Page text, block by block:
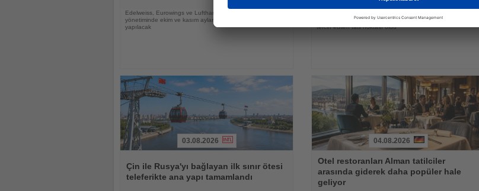
Edelweiss, Eurowings ve Lufthansa City Airlines
yönetiminde ekim ve kasım aylarında görev değişiklikleri
yapılacak
uzun mesafeli destinasyonlara yönelirken Tayland en çok
tercih edilen tatil noktası oldu
Oku
03.08.2026
Çin ile Rusya'yı bağlayan ilk sınır ötesi
teleferikte ana yapı tamamlandı
Oku
04.08.2026
Otel restoranları Alman tatilciler
arasında giderek daha popüler hale
geliyor